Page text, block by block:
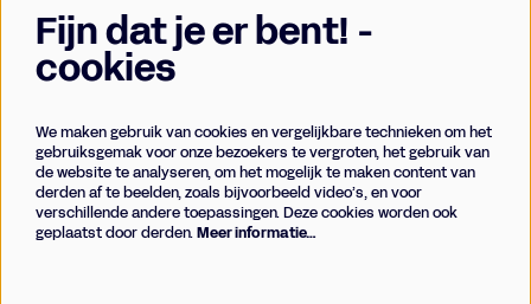
Businessclub
Vrienden
Techniek
Fijn dat je er bent! -
cookies
We maken gebruik van cookies en vergelijkbare technieken om het
gebruiksgemak voor onze bezoekers te vergroten, het gebruik van
de website te analyseren, om het mogelijk te maken content van
derden af te beelden, zoals bijvoorbeeld video’s, en voor
verschillende andere toepassingen. Deze cookies worden ook
geplaatst door derden.Meer informatie…